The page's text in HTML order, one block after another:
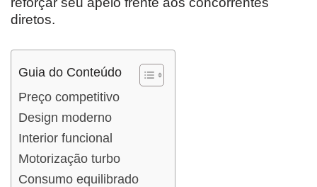
diretos.
Guia do Conteúdo
Preço competitivo
Design moderno
Interior funcional
Motorização turbo
Consumo equilibrado